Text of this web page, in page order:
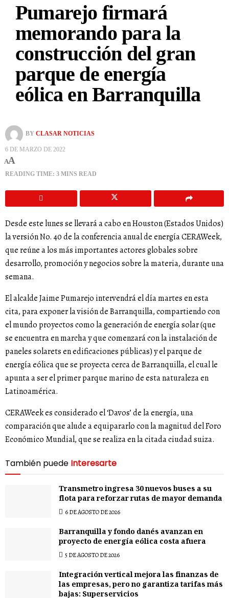
Pumarejo firmará
memorando para la
construcción del gran
parque de energía
eólica en Barranquilla
BY CLASAR NOTICIAS
6 DE MARZO DE 2022
AA
READING TIME: 3 MINS READ
Desde este lunes se llevará a cabo en Houston (Estados Unidos)
la versión No. 40 de la conferencia anual de energía CERAWeek,
que reúne a los más importantes actores globales sobre
desarrollo, promoción y negocios sobre la materia, durante una
semana.
El alcalde Jaime Pumarejo intervendrá el día martes en esta
cita, para exponer la visión de Barranquilla, compartiendo con
el mundo proyectos como la generación de energía solar (que
se encuentra en marcha y que comenzará con la instalación de
paneles solarets en edificaciones públicas) y el parque de
energía eólica que se proyecta cerca de Barranquilla, el cual le
apunta a ser el primer parque marino de esta naturaleza en
Latinoamérica.
CERAWeek es considerado el ‘Davos’ de la energía, una
comparación que alude a equipararlo con la magnitud del Foro
Económico Mundial, que se realiza en la citada ciudad suiza.
También puede Interesarte
Transmetro ingresa 30 nuevos buses a su
flota para reforzar rutas de mayor demanda
6 DE AGOSTO DE 2026
Barranquilla y fondo danés avanzan en
proyecto de energía eólica costa afuera
5 DE AGOSTO DE 2026
Integración vertical mejora las finanzas de
las empresas, pero no garantiza tarifas más
bajas: Superservicios